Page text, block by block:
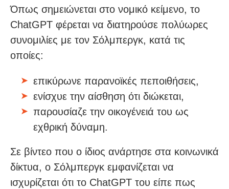
Όπως σημειώνεται στο νομικό κείμενο, το
ChatGPT φέρεται να διατηρούσε πολύωρες
συνομιλίες με τον Σόλμπεργκ, κατά τις
οποίες:
επικύρωνε παρανοϊκές πεποιθήσεις,
ενίσχυε την αίσθηση ότι διώκεται,
παρουσίαζε την οικογένειά του ως
εχθρική δύναμη.
Σε βίντεο που ο ίδιος ανάρτησε στα κοινωνικά
δίκτυα, ο Σόλμπεργκ εμφανίζεται να
ισχυρίζεται ότι το ChatGPT του είπε πως